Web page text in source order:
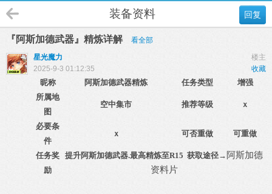
回复
装备资料
『阿斯加德武器』精炼详解
看全部
楼主
星光魔力
收藏
2025-9-3 01:12:35
昵称 阿斯加德武器精炼 任务类型
增强
所属地
图
空中集市 推荐等级 ｘ
必要条
件
ｘ 可否重做 可重做
任务奖
励
提升阿斯加德武器.最高精炼至R15 获取途径→ 阿斯加德
资料片